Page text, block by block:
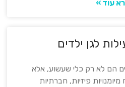
עוד »
לגן ילדים
הם לא רק כלי שעשוע, אלא
פיזיות, חברתיות